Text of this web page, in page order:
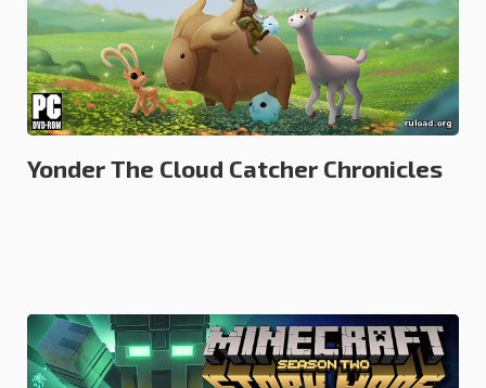
КВЕСТЫ И ПРИКЛЮЧЕНИЯ 02.08.2017
Yonder The Cloud Catcher Chronicles
0.0